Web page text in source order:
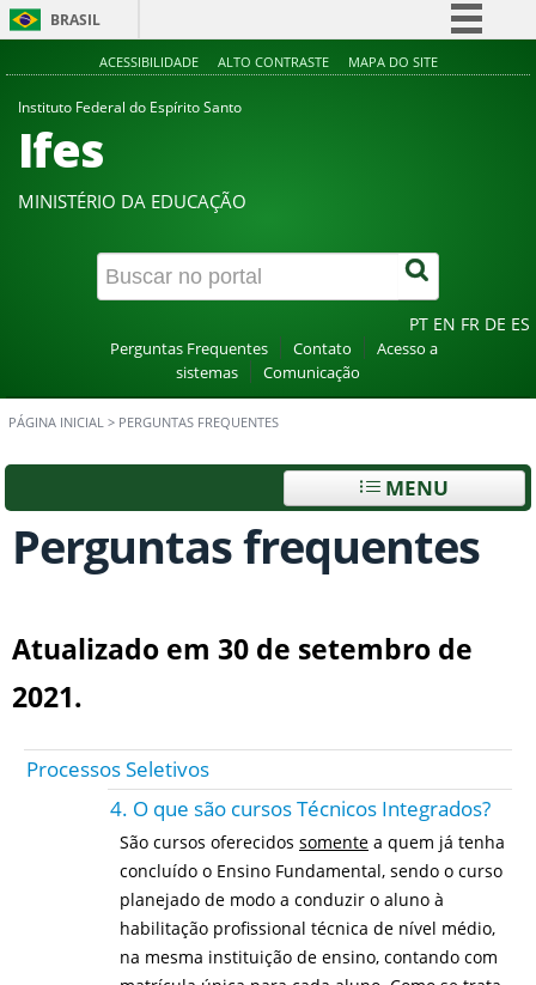
BRASIL
Simplifique!
Canais
ACESSIBILIDADE ALTO CONTRASTE MAPA DO SITE
Instituto Federal do Espírito Santo
Ifes
MINISTÉRIO DA EDUCAÇÃO
PT EN FR DE ES
Perguntas Frequentes Contato
Acesso a
sistemas
Comunicação
PÁGINA INICIAL > PERGUNTAS FREQUENTES
MENU
Perguntas frequentes
Atualizado em 30 de setembro de
2021.
Processos Seletivos
4. O que são cursos Técnicos Integrados?
São cursos oferecidos somente a quem já tenha
concluído o Ensino Fundamental, sendo o curso
planejado de modo a conduzir o aluno à
habilitação profissional técnica de nível médio,
na mesma instituição de ensino, contando com